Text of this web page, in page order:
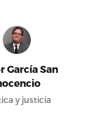
García San
y justicia